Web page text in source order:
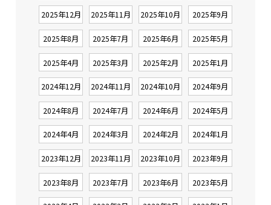
2025年12月 2025年11月 2025年10月 2025年9月
2025年8月 2025年7月 2025年6月 2025年5月
2025年4月 2025年3月 2025年2月 2025年1月
2024年12月 2024年11月 2024年10月 2024年9月
2024年8月 2024年7月 2024年6月 2024年5月
2024年4月 2024年3月 2024年2月 2024年1月
2023年12月 2023年11月 2023年10月 2023年9月
2023年8月 2023年7月 2023年6月 2023年5月